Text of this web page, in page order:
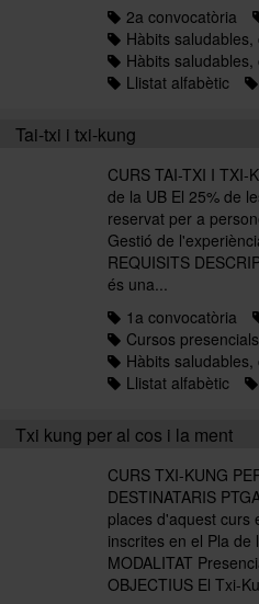
2a convocatòria
Hàbits
Hàbits
Llistat alfabètic
Tai-txi i txi-kung
CURS TAI-TXI I TXI-
de la UB El 25% de
reservat per a
Gestió de
REQUISITS
és una...
1a convocatòria
Cursos presencials
Hàbits
Llistat alfabètic
Txi kung per al cos i la ment
CURS TXI-KUNG
DESTINATARIS
places d'aquest curs
inscrites en el Pla de
MODALITAT
OBJECTIUS El Txi-